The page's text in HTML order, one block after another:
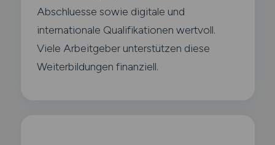
Abschluesse sowie digitale und
internationale Qualifikationen wertvoll.
Viele Arbeitgeber unterstützen diese
Weiterbildungen finanziell.